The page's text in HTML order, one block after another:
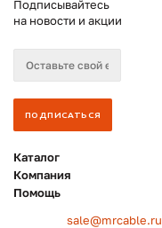
Подписывайтесь
на новости и акции
Каталог
Компания
Помощь
sale@mrcable.ru